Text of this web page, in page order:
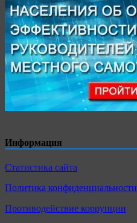
Информация
Статистика сайта
Политика конфиденциальности
Противодействие коррупции